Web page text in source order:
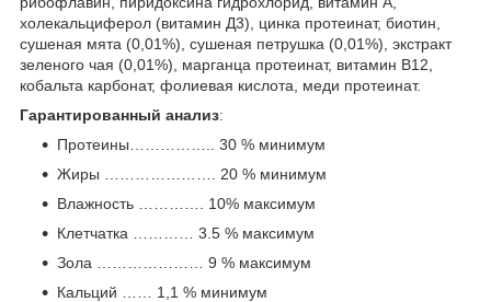
холекальциферол (витамин Д3), цинка протеинат, биотин,
сушеная мята (0,01%), сушеная петрушка (0,01%), экстракт
зеленого чая (0,01%), марганца протеинат, витамин В12,
кобальта карбонат, фолиевая кислота, меди протеинат.
Гарантированный анализ:
Протеины…………….. 30 % минимум
Жиры …………………. 20 % минимум
Влажность …………. 10% максимум
Клетчатка ………… 3.5 % максимум
Зола ………………… 9 % максимум
Кальций …… 1,1 % минимум